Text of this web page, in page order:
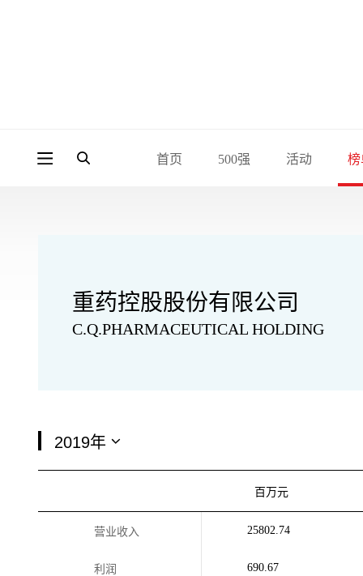
首页 500强 活动 榜
重药控股股份有限公司
C.Q.PHARMACEUTICAL HOLDING
百万元
营业收入 25802.74
利润 690.67